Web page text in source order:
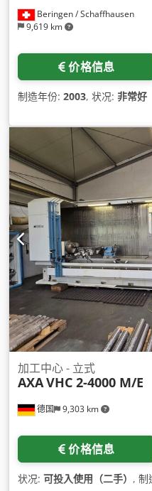
Beringen / Schaffhausen
9,619 km
价格信息
制造年份: 2003, 状况: 非常好
德国 9,303 km
加工中心 - 立式
AXAVHC 2-4000 M/E
价格信息
状况: 可投入使用（二手） , 制